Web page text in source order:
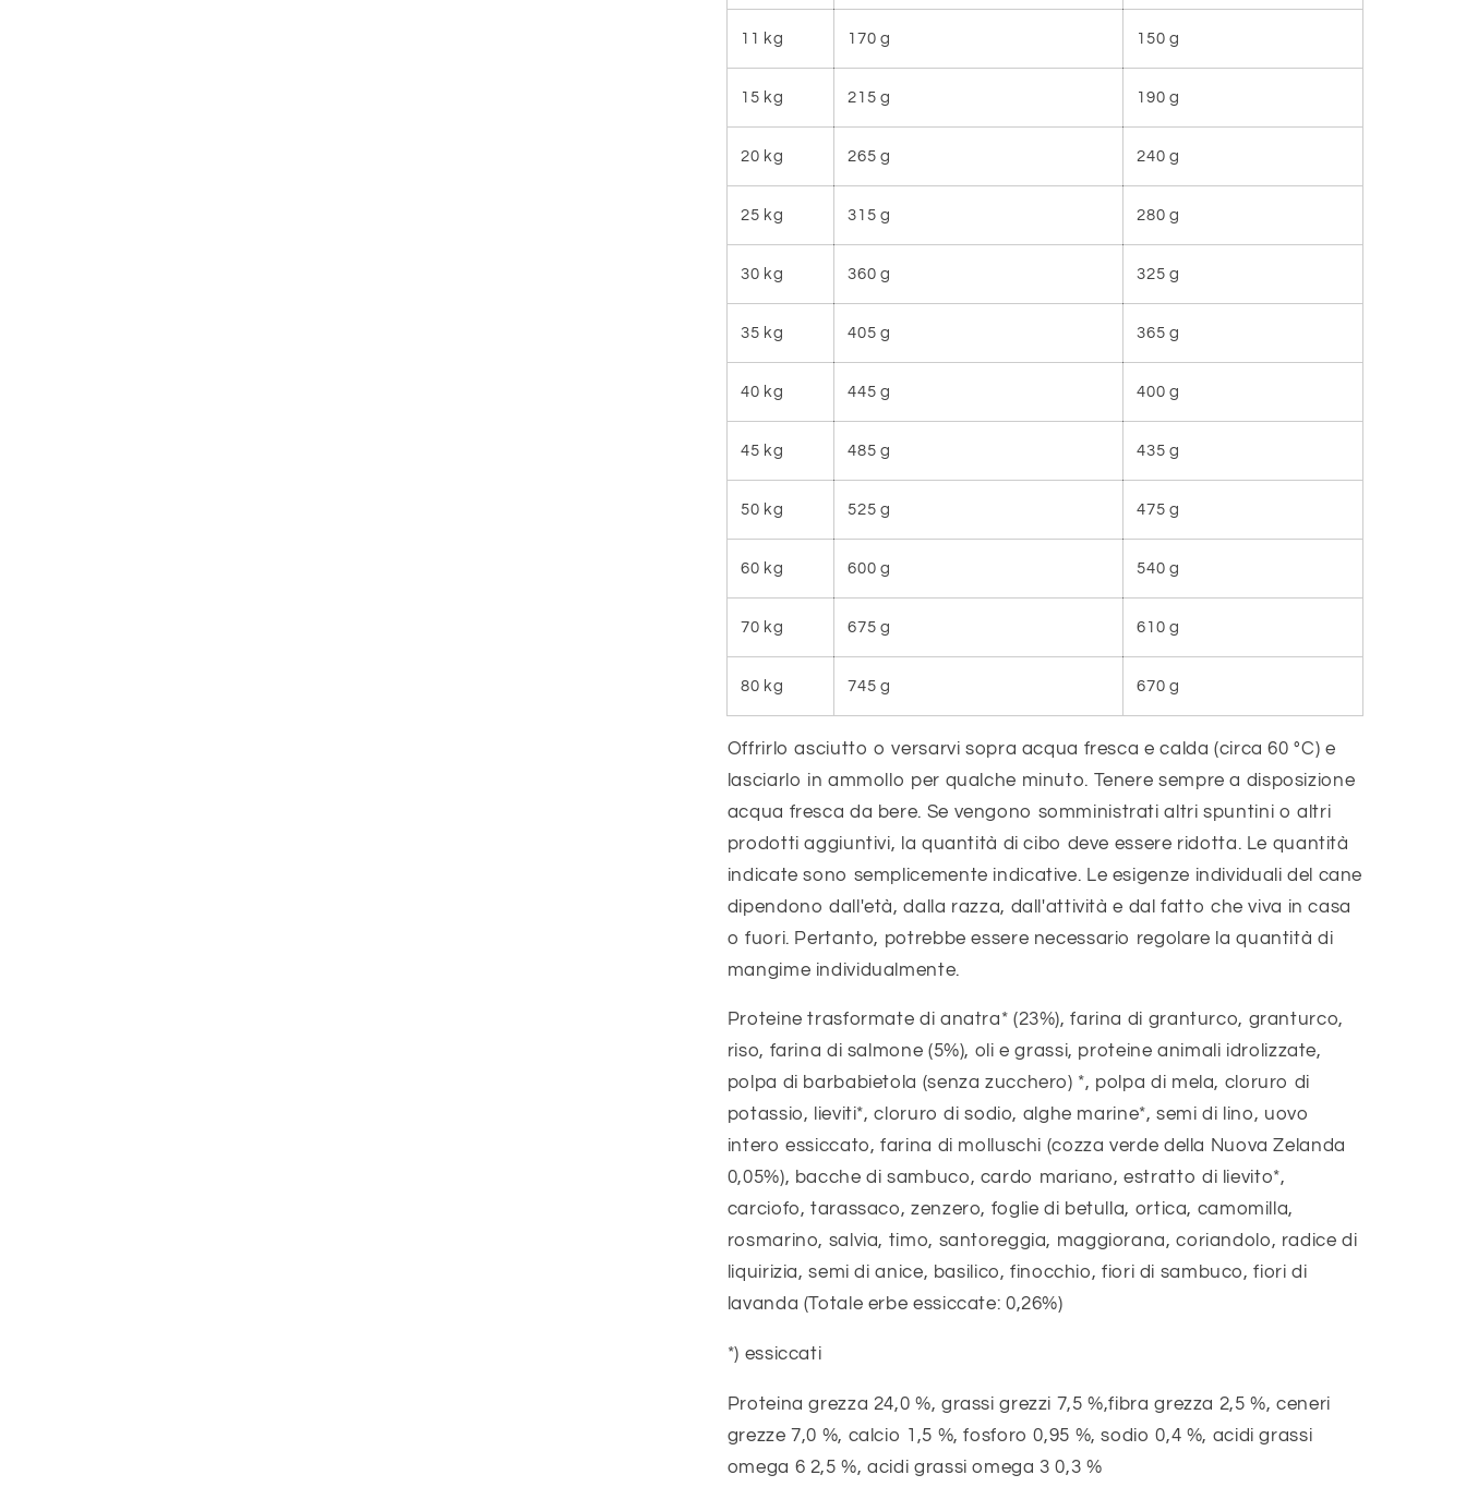
11 kg 170 g 150 g
15 kg 215 g 190 g
20 kg 265 g 240 g
25 kg 315 g 280 g
30 kg 360 g 325 g
35 kg 405 g 365 g
40 kg 445 g 400 g
45 kg 485 g 435 g
50 kg 525 g 475 g
60 kg 600 g 540 g
70 kg 675 g 610 g
80 kg 745 g 670 g
Offrirlo asciutto o versarvi sopra acqua fresca e calda (circa 60 °C) e
lasciarlo in ammollo per qualche minuto. Tenere sempre a disposizione
acqua fresca da bere. Se vengono somministrati altri spuntini o altri
prodotti aggiuntivi, la quantità di cibo deve essere ridotta. Le quantità
indicate sono semplicemente indicative. Le esigenze individuali del cane
dipendono dall'età, dalla razza, dall'attività e dal fatto che viva in casa
o fuori. Pertanto, potrebbe essere necessario regolare la quantità di
mangime individualmente.
Proteine trasformate di anatra* (23%), farina di granturco, granturco,
riso, farina di salmone (5%), oli e grassi, proteine animali idrolizzate,
polpa di barbabietola (senza zucchero) *, polpa di mela, cloruro di
potassio, lieviti*, cloruro di sodio, alghe marine*, semi di lino, uovo
intero essiccato, farina di molluschi (cozza verde della Nuova Zelanda
0,05%), bacche di sambuco, cardo mariano, estratto di lievito*,
carciofo, tarassaco, zenzero, foglie di betulla, ortica, camomilla,
rosmarino, salvia, timo, santoreggia, maggiorana, coriandolo, radice di
liquirizia, semi di anice, basilico, finocchio, fiori di sambuco, fiori di
lavanda (Totale erbe essiccate: 0,26%)
*) essiccati
Proteina grezza 24,0 %, grassi grezzi 7,5 %,fibra grezza 2,5 %, ceneri
grezze 7,0 %, calcio 1,5 %, fosforo 0,95 %, sodio 0,4 %, acidi grassi
omega 6 2,5 %, acidi grassi omega 3 0,3 %